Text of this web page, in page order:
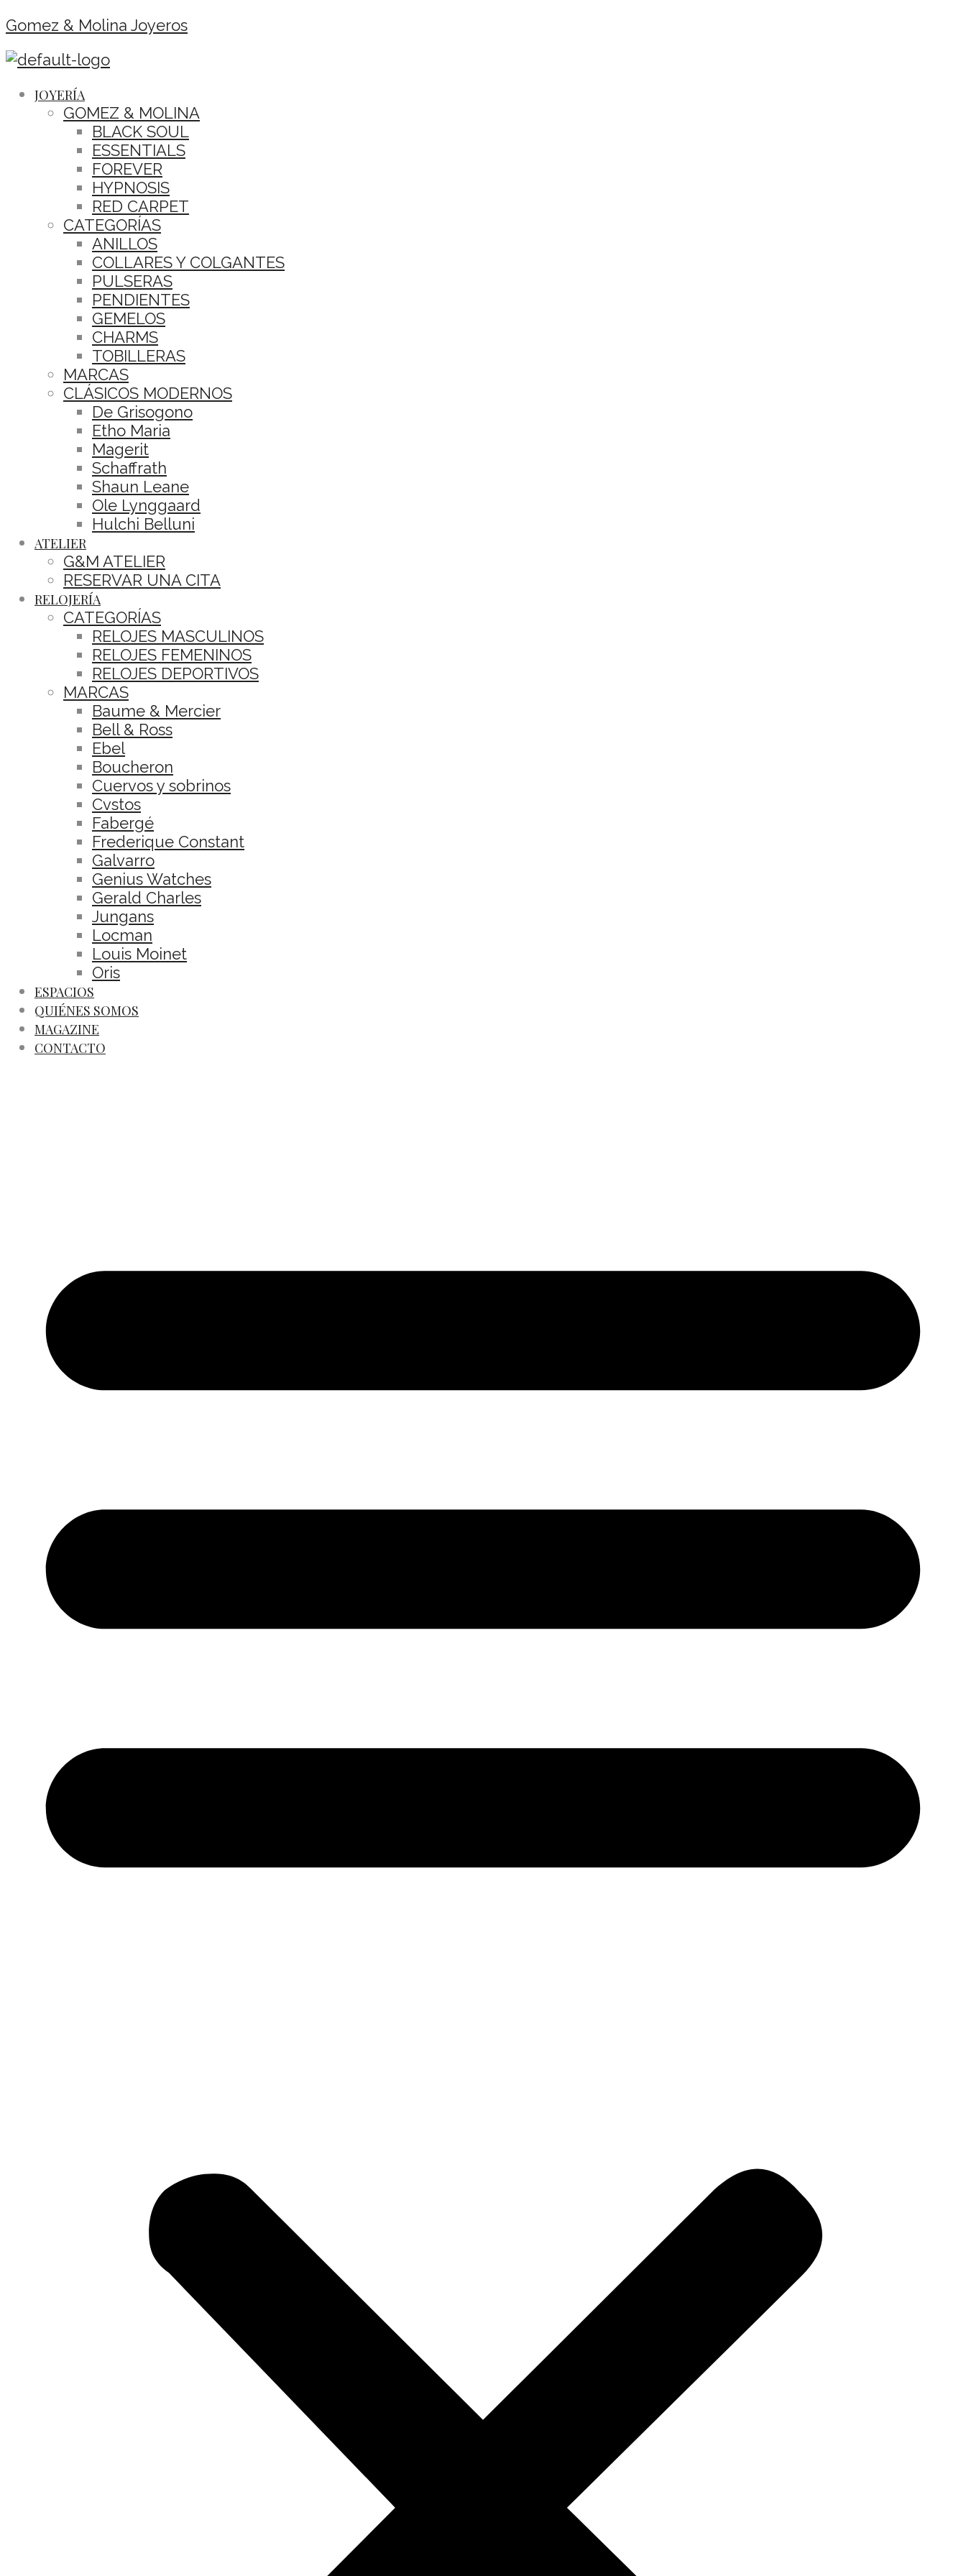
Gomez & Molina Joyeros
JOYERÍA
GOMEZ & MOLINA
BLACK SOUL
ESSENTIALS
FOREVER
HYPNOSIS
RED CARPET
CATEGORÍAS
ANILLOS
COLLARES Y COLGANTES
PULSERAS
PENDIENTES
GEMELOS
CHARMS
TOBILLERAS
MARCAS
CLÁSICOS MODERNOS
De Grisogono
Etho Maria
Magerit
Schaffrath
Shaun Leane
Ole Lynggaard
Hulchi Belluni
ATELIER
G&M ATELIER
RESERVAR UNA CITA
RELOJERÍA
CATEGORÍAS
RELOJES MASCULINOS
RELOJES FEMENINOS
RELOJES DEPORTIVOS
MARCAS
Baume & Mercier
Bell & Ross
Ebel
Boucheron
Cuervos y sobrinos
Cvstos
Fabergé
Frederique Constant
Galvarro
Genius Watches
Gerald Charles
Jungans
Locman
Louis Moinet
Oris
ESPACIOS
QUIÉNES SOMOS
MAGAZINE
CONTACTO